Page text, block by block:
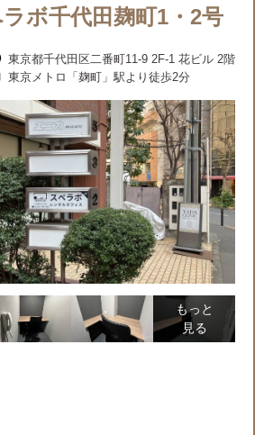
ボ千代田麹町1・2号
東京都千代田区二番町11-9 2F-1 花ビル 2階
東京メトロ「麹町」駅より徒歩2分
もっと
見る